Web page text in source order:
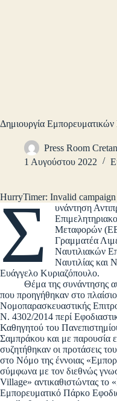
Δημιουργία
Press Room
1 Αυγούστου 2022
HurryTimer: Invalid
Σ
υνάντηση
Μεταφορών
Γραμματέα
Ναυτιλιακών
Ναυτιλίας και
Ευάγγελο Κυριαζόπουλο.
Θέμα της συνάντησης
που προηγήθηκαν στο
Νομοπαρασκευαστικής
Ν. 4302/2014 περί
Καθηγητού του
Σαμπράκου και με
συζητήθηκαν οι προτάσεις
στο Νόμο της έννοιας
σύμφωνα με τον διεθνώς
Village» αντικαθιστώντας το
Εμπορευματικό Πάρκο